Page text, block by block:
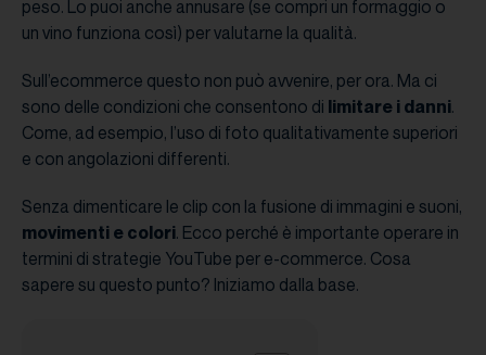
peso. Lo puoi anche annusare (se compri un formaggio o
un vino funziona così) per valutarne la qualità.
Sull’ecommerce questo non può avvenire, per ora. Ma ci
sono delle condizioni che consentono di limitare i danni.
Come, ad esempio, l’uso di foto qualitativamente superiori
e con angolazioni differenti.
Senza dimenticare le clip con la fusione di immagini e suoni,
movimenti e colori. Ecco perché è importante operare in
termini di strategie YouTube per e-commerce. Cosa
sapere su questo punto? Iniziamo dalla base.